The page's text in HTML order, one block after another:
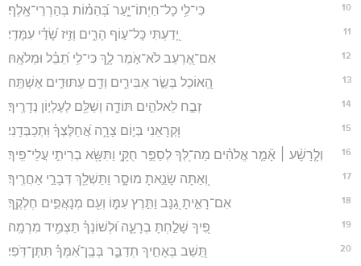
10 כִּי־לִ֥י כָל־חַיְתוֹ־יָ֑עַר בְּ֝הֵמ֗וֹת בְּהַרְרֵי־אָֽלֶף׃
11 יָ֭דַעְתִּי כָּל־ע֣וֹף הָרִ֑ים וְזִ֥יז שָׂ֝דַ֗י עִמָּדִֽי׃
12 אִם־אֶ֭רְעַב לֹא־אֹ֣מַר לָ֑ךְ כִּי־לִ֥י תֵ֝בֵ֗ל וּמְלֹאָֽהּ׃
13 הַֽ֭אוֹכַל בְּשַׂ֣ר אַבִּירִ֑ים וְדַ֖ם עַתּוּדִ֣ים אֶשְׁתֶּֽה׃
14 זְבַ֣ח לֵאלֹהִ֣ים תּוֹדָ֑ה וְשַׁלֵּ֖ם לְעֶלְי֣וֹן נְדָרֶֽיךָ׃
15 וּ֭קְרָאֵנִי בְּי֣וֹם צָרָ֑ה אֲ֝חַלֶּצְךָ֗ וּֽתְכַבְּדֵֽנִי׃
16 וְלָ֤רָשָׁ֨ע ׀ אָ֘מַ֤ר אֱלֹהִ֗ים מַה־לְּ֭ךָ לְסַפֵּ֣ר חֻקָּ֑י וַתִּשָּׂ֖א בְרִיתִ֣י עֲלֵי־פִֽיךָ׃
17 וְ֭אַתָּה שָׂנֵ֣אתָ מוּסָ֑ר וַתַּשְׁלֵ֖ךְ דְּבָרַ֣י אַחֲרֶֽיךָ׃
18 אִם־רָאִ֣יתָ גַ֭נָּב וַתִּ֣רֶץ עִמּ֑וֹ וְעִ֖ם מְנָאֲפִ֣ים חֶלְקֶֽךָ׃
19 פִּ֭יךָ שָׁלַ֣חְתָּ בְרָעָ֑ה וּ֝לְשׁוֹנְךָ֗ תַּצְמִ֥יד מִרְמָֽה׃
20 תֵּ֭שֵׁב בְּאָחִ֣יךָ תְדַבֵּ֑ר בְּבֶֽן־אִ֝מְּךָ֗ תִּתֶּן־דֹּֽפִי׃